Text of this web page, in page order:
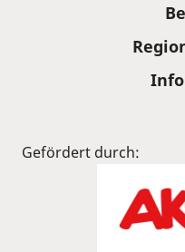
Gefördert durch: